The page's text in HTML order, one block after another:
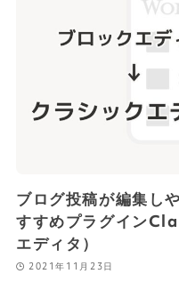
ブログ投稿が編集
すすめプラグイン
エディタ）
2021年11月23日